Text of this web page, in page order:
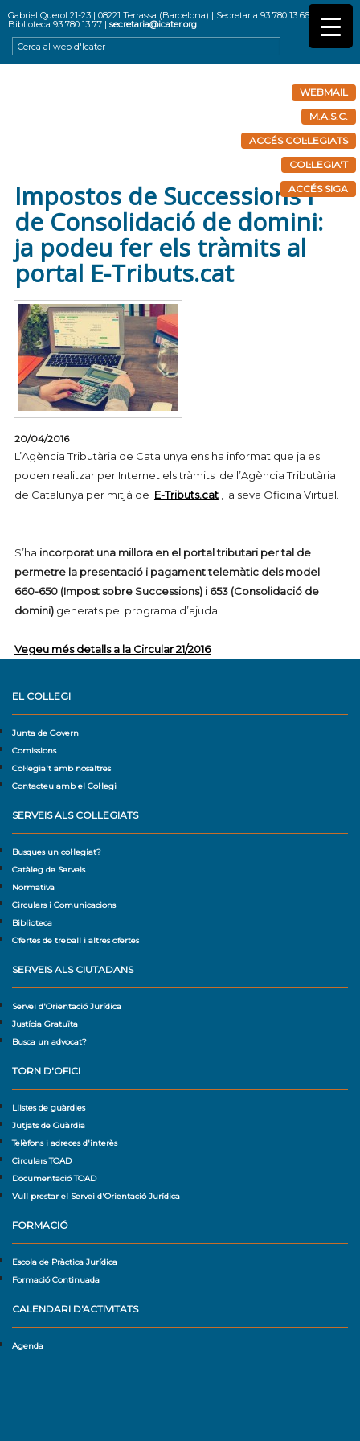
Gabriel Querol 21-23 | 08221 Terrassa (Barcelona) | Secretaria 93 780 13 66 |
Biblioteca 93 780 13 77 |secretaria@icater.org
WEBMAIL
M.A.S.C.
ACCÉS COL·LEGIATS
COL·LEGIA'T
ACCÉS SIGA
Impostos de Successions i
de Consolidació de domini:
ja podeu fer els tràmits al
portal E-Tributs.cat
20/04/2016
L’Agència Tributària de Catalunya ens ha informat que ja es
poden realitzar per Internet els tràmits de l’Agència Tributària
de Catalunya per mitjà de E-Tributs.cat, la seva Oficina Virtual.
S’ha incorporat una millora en el portal tributari per tal de
permetre la presentació i pagament telemàtic dels model
660-650 (Impost sobre Successions) i 653 (Consolidació de
domini) generats pel programa d’ajuda.
Vegeu més detalls a la Circular 21/2016
EL COL·LEGI
Junta de Govern
Comissions
Col·legia't amb nosaltres
Contacteu amb el Col·legi
SERVEIS ALS COL·LEGIATS
Busques un col·legiat?
Catàleg de Serveis
Normativa
Circulars i Comunicacions
Biblioteca
Ofertes de treball i altres ofertes
SERVEIS ALS CIUTADANS
Servei d'Orientació Jurídica
Justícia Gratuïta
Busca un advocat?
TORN D'OFICI
Llistes de guàrdies
Jutjats de Guàrdia
Telèfons i adreces d'interès
Circulars TOAD
Documentació TOAD
Vull prestar el Servei d'Orientació Jurídica
FORMACIÓ
Escola de Pràctica Jurídica
Formació Continuada
CALENDARI D'ACTIVITATS
Agenda